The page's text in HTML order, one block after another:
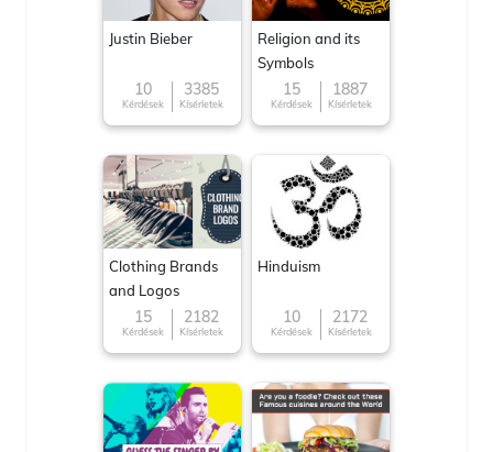
Justin Bieber
10
Kérdések
3385
Kísérletek
Religion and its
Symbols
15
Kérdések
1887
Kísérletek
Clothing Brands
and Logos
15
Kérdések
2182
Kísérletek
Hinduism
10
Kérdések
2172
Kísérletek